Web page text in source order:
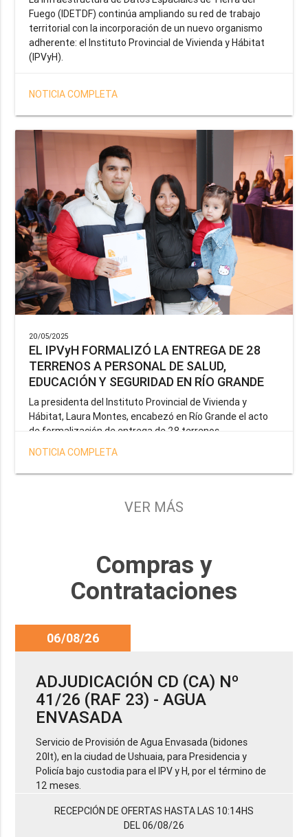
Fuego (IDETDF) continúa ampliando su red de trabajo
territorial con la incorporación de un nuevo organismo
adherente: el Instituto Provincial de Vivienda y Hábitat
(IPVyH).
NOTICIA COMPLETA
20/05/2025
EL IPVyH FORMALIZÓ LA ENTREGA DE 28
TERRENOS A PERSONAL DE SALUD,
EDUCACIÓN Y SEGURIDAD EN RÍO GRANDE
La presidenta del Instituto Provincial de Vivienda y
Hábitat, Laura Montes, encabezó en Río Grande el acto
de formalización de entrega de 28 terrenos
correspondientes a la operatoria especial anunciada por
el Gobernador Gustavo Melella, la cual tiene como
objetivo brindar una solución habitacional a docentes,
Provincia y del Servicio Penitenciario.
NOTICIA COMPLETA
VER MÁS
Compras y
Contrataciones
06/08/26
ADJUDICACIÓN CD (CA) Nº
41/26 (RAF 23) - AGUA
ENVASADA
Servicio de Provisión de Agua Envasada (bidones
20lt), en la ciudad de Ushuaia, para Presidencia y
Policía bajo custodia para el IPV y H, por el término de
12 meses.
RECEPCIÓN DE OFERTAS HASTA LAS 10:14HS
DEL 06/08/26